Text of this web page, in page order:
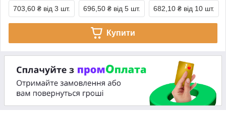
703,60 ₴ від 3 шт. 696,50 ₴ від 5 шт. 682,10 ₴ від 10 шт.
Купити